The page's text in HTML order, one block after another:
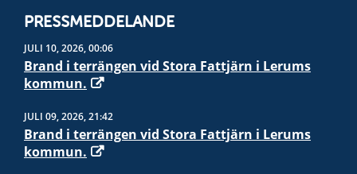
PRESSMEDDELANDE
JULI 10, 2026, 00:06
Brand i terrängen vid Stora Fattjärn i Lerums
kommun.
JULI 09, 2026, 21:42
Brand i terrängen vid Stora Fattjärn i Lerums
kommun.